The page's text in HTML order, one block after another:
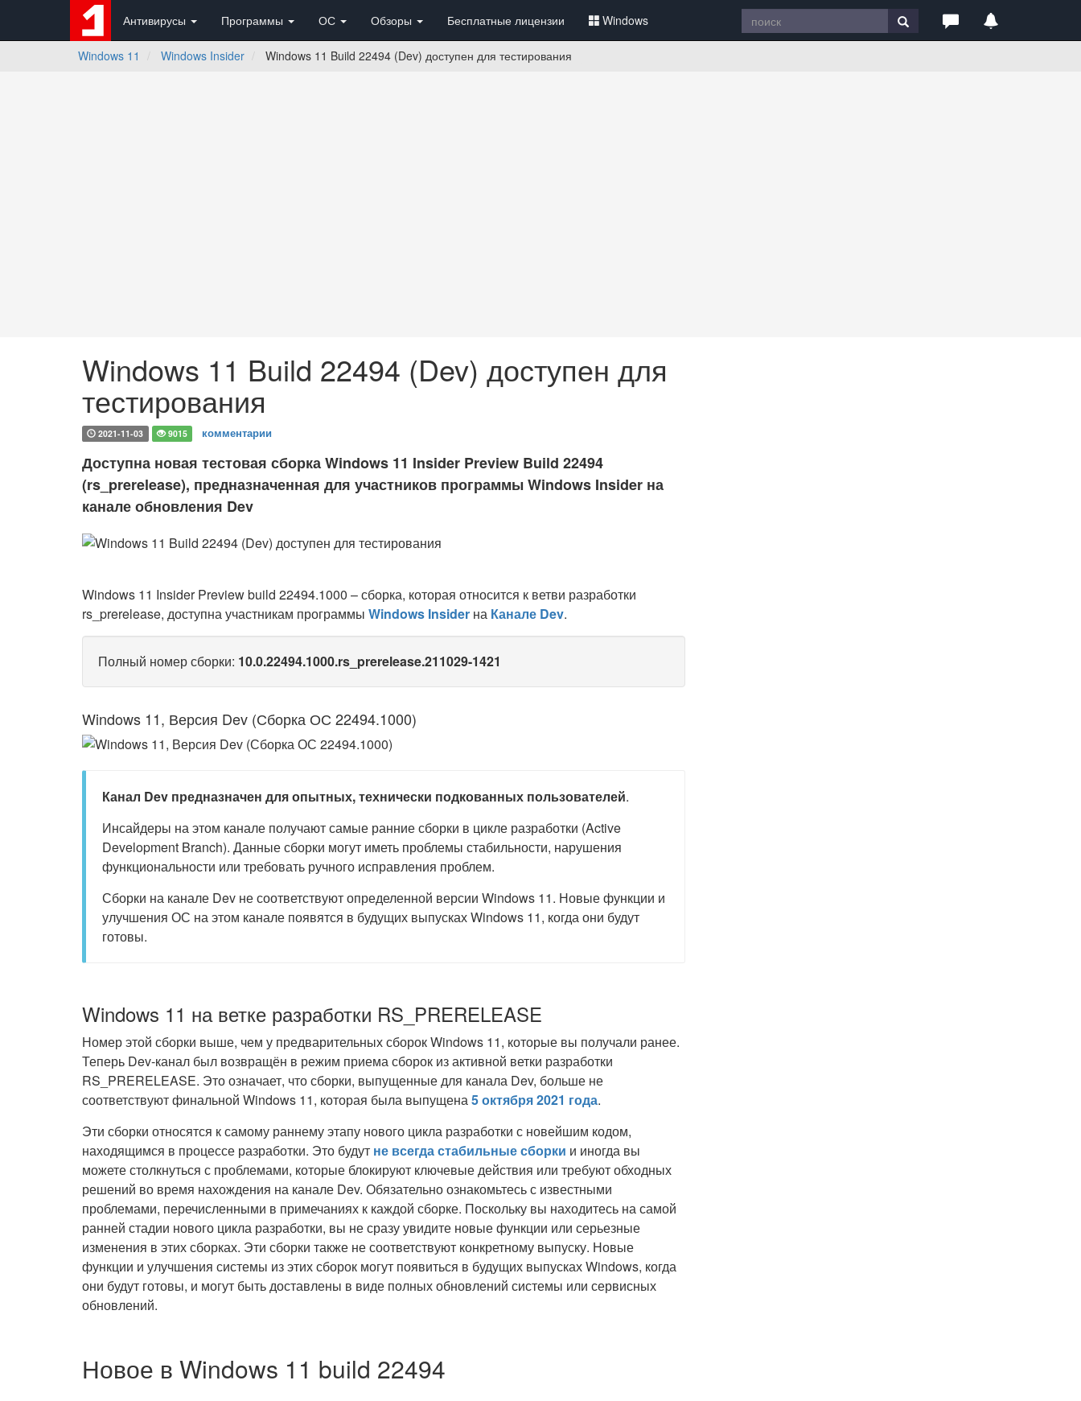
Антивирусы Программы ОС Обзоры Бесплатные лицензии Windows
Windows 11 Windows Insider Windows 11 Build 22494 (Dev) доступен для тестирования
Windows 11 Build 22494 (Dev) доступен для
тестирования
2021-11-03 9015 комментарии
Доступна новая тестовая сборка Windows 11 Insider Preview Build 22494
(rs_prerelease), предназначенная для участников программы Windows Insider на
канале обновления Dev
Windows 11 Insider Preview build 22494.1000 – сборка, которая относится к ветви разработки
rs_prerelease, доступна участникам программы Windows Insider на Канале Dev.
Полный номер сборки: 10.0.22494.1000.rs_prerelease.211029-1421
Windows 11, Версия Dev (Сборка ОС 22494.1000)
Канал Dev предназначен для опытных, технически подкованных пользователей.
Инсайдеры на этом канале получают самые ранние сборки в цикле разработки (Active
Development Branch). Данные сборки могут иметь проблемы стабильности, нарушения
функциональности или требовать ручного исправления проблем.
Сборки на канале Dev не соответствуют определенной версии Windows 11. Новые функции и
улучшения ОС на этом канале появятся в будущих выпусках Windows 11, когда они будут
готовы.
Windows 11 на ветке разработки RS_PRERELEASE
Номер этой сборки выше, чем у предварительных сборок Windows 11, которые вы получали ранее.
Теперь Dev-канал был возвращён в режим приема сборок из активной ветки разработки
RS_PRERELEASE. Это означает, что сборки, выпущенные для канала Dev, больше не
соответствуют финальной Windows 11, которая была выпущена5 октября 2021 года.
Эти сборки относятся к самому раннему этапу нового цикла разработки с новейшим кодом,
находящимся в процессе разработки. Это будут не всегда стабильные сборки и иногда вы
можете столкнуться с проблемами, которые блокируют ключевые действия или требуют обходных
решений во время нахождения на канале Dev. Обязательно ознакомьтесь с известными
проблемами, перечисленными в примечаниях к каждой сборке. Поскольку вы находитесь на самой
ранней стадии нового цикла разработки, вы не сразу увидите новые функции или серьезные
изменения в этих сборках. Эти сборки также не соответствуют конкретному выпуску. Новые
функции и улучшения системы из этих сборок могут появиться в будущих выпусках Windows, когда
они будут готовы, и могут быть доставлены в виде полных обновлений системы или сервисных
обновлений.
Новое в Windows 11 build 22494